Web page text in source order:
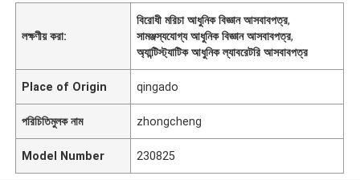
লক্ষণীয় করা:
বিরোধী মরিচা আধুনিক বিজ্ঞান আসবাবপত্র,
সামঞ্জস্যযোগ্য আধুনিক বিজ্ঞান আসবাবপত্র,
অ্যান্টিস্ট্যাটিক আধুনিক ল্যাবরেটরি আসবাবপত্র
Place of Origin qingado
পরিচিতিমুলক নাম zhongcheng
Model Number 230825